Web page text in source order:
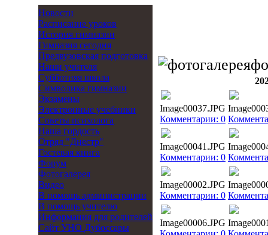
Новости
Расписание уроков
История гимназии
Гимназия сегодня
Предвузовская подготовка
Наши учителя
Субботняя школа
Символика гимназии
Экзамены
Электронные учебники
Советы психолога
Наша гордость
Отряд "Днестр"
Гостевая книга
Форум
Фотогалерея
Видео
В помощь администрации
В помощь учителю
Информация для родителей
Cайт УНО Дубоссары
Image00037.JPG
Комментарии: 0
Image00041.JPG
Комментарии: 0
Image00002.JPG
Комментарии: 0
Image00006.JPG